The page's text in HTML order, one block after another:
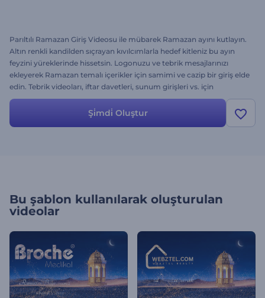
Parıltılı Ramazan Giriş Videosu ile mübarek Ramazan ayını kutlayın.
Altın renkli kandilden sıçrayan kıvılcımlarla hedef kitleniz bu ayın
feyzini yüreklerinde hissetsin. Logonuzu ve tebrik mesajlarınızı
ekleyerek Ramazan temalı içerikler için samimi ve cazip bir giriş elde
edin. Tebrik videoları, iftar davetleri, sunum girişleri vs. için
mükemmel bir seçenek. Hemen oluşturun ve Ramazanın nuru
mesajlarınızı aydınlatsın!Şi̇mdi̇ Oluştur
Bu şablon kullanılarak oluşturulan
videolar